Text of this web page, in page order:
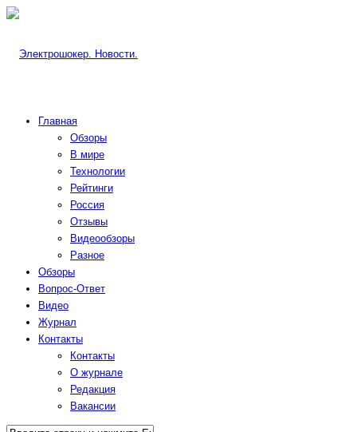
Главная
Обзоры
В мире
Технологии
Рейтинги
Россия
Отзывы
Видеообзоры
Разное
Обзоры
Вопрос-Ответ
Видео
Журнал
Контакты
Контакты
О журнале
Редакция
Вакансии